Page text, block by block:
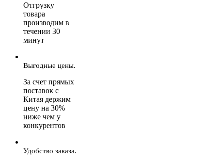
Отгрузку
товара
производим в
течении 30
минут
Выгодные цены.
За счет прямых
поставок с
Китая держим
цену на 30%
ниже чем у
конкурентов
Удобство заказа.